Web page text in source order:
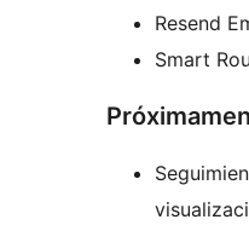
Resend
Smart